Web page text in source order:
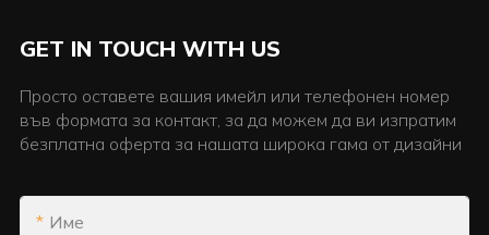
GET IN TOUCH WITH US
Просто оставете вашия имейл или телефонен номер
във формата за контакт, за да можем да ви изпратим
безплатна оферта за нашата широка гама от дизайни
Име